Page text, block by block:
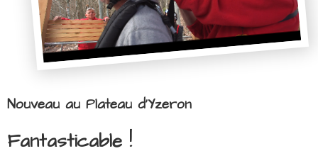
Nouveau au Plateau d'Yzeron
Fantasticable !